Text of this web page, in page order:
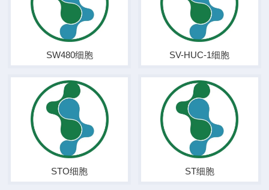
SW480细胞 SV-HUC-1细胞
STO细胞 ST细胞